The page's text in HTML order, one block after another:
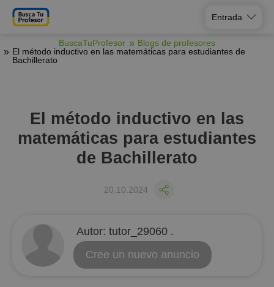
Entrada
BuscaTuProfesor
Blogs de profesores
El método inductivo en las matemáticas para estudiantes de
Bachillerato
El método inductivo en las
matemáticas para estudiantes
de Bachillerato
20.10.2024
Аutor: tutor_29060 .
Cree un nuevo anuncio